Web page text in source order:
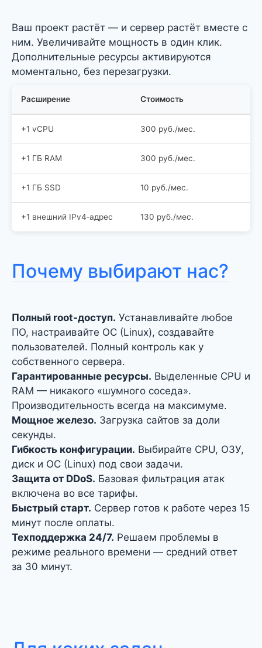
Ваш проект растёт — и сервер растёт вместе с
ним. Увеличивайте мощность в один клик.
Дополнительные ресурсы активируются
моментально, без перезагрузки.
Расширение Стоимость
+1 vCPU 300 руб./мес.
+1 ГБ RAM 300 руб./мес.
+1 ГБ SSD 10 руб./мес.
+1 внешний IPv4‑адрес 130 руб./мес.
Почему выбирают нас?
Полный root-доступ. Устанавливайте любое
ПО, настраивайте ОС (Linux), создавайте
пользователей. Полный контроль как у
собственного сервера.
Гарантированные ресурсы. Выделенные CPU и
RAM — никакого «шумного соседа».
Производительность всегда на максимуме.
Мощное железо. Загрузка сайтов за доли
секунды.
Гибкость конфигурации. Выбирайте CPU, ОЗУ,
диск и ОС (Linux) под свои задачи.
Защита от DDoS. Базовая фильтрация атак
включена во все тарифы.
Быстрый старт. Сервер готов к работе через 15
минут после оплаты.
Техподдержка 24/7. Решаем проблемы в
режиме реального времени — средний ответ
за 30 минут.